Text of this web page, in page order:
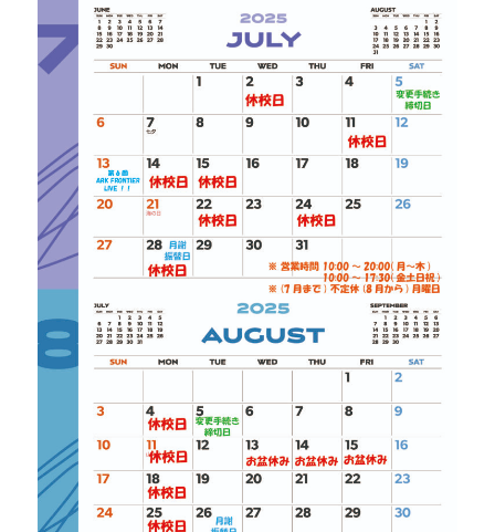
活動サポート
講師紹介 お客様の声
お知らせ＆ブログ アクセス
会社概要
FREE TRIAL
無料体験レッスン
はこちら
お問い合わせ 公式LINE